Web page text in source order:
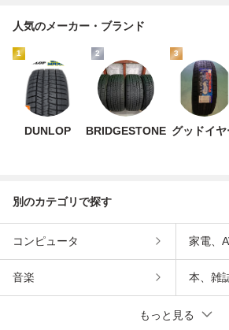
人気のメーカー・ブランド
1
DUNLOP
2
BRIDGESTONE
3
グッドイヤ
別のカテゴリで探す
コンピュータ 家電、
音楽 本、雑
もっと見る